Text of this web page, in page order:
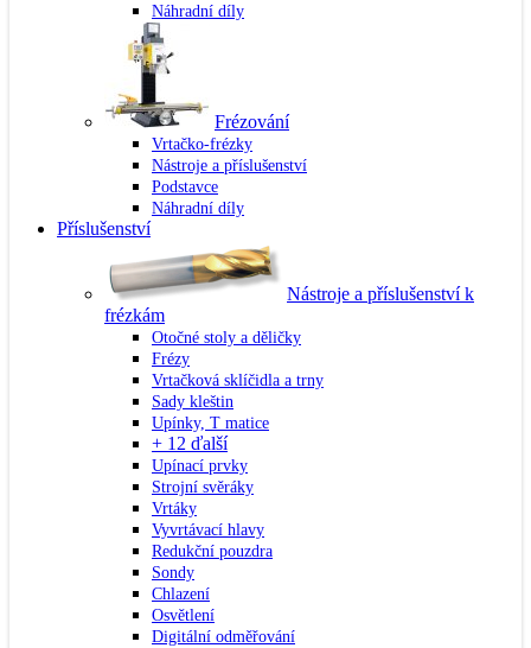
Náhradní díly
Frézování
Vrtačko-frézky
Nástroje a příslušenství
Podstavce
Náhradní díly
Příslušenství
Nástroje a příslušenství k
frézkám
Otočné stoly a děličky
Frézy
Vrtačková sklíčidla a trny
Sady kleštin
Upínky, T matice
+ 12 ďalší
Upínací prvky
Strojní svěráky
Vrtáky
Vyvrtávací hlavy
Redukční pouzdra
Sondy
Chlazení
Osvětlení
Digitální odměřování